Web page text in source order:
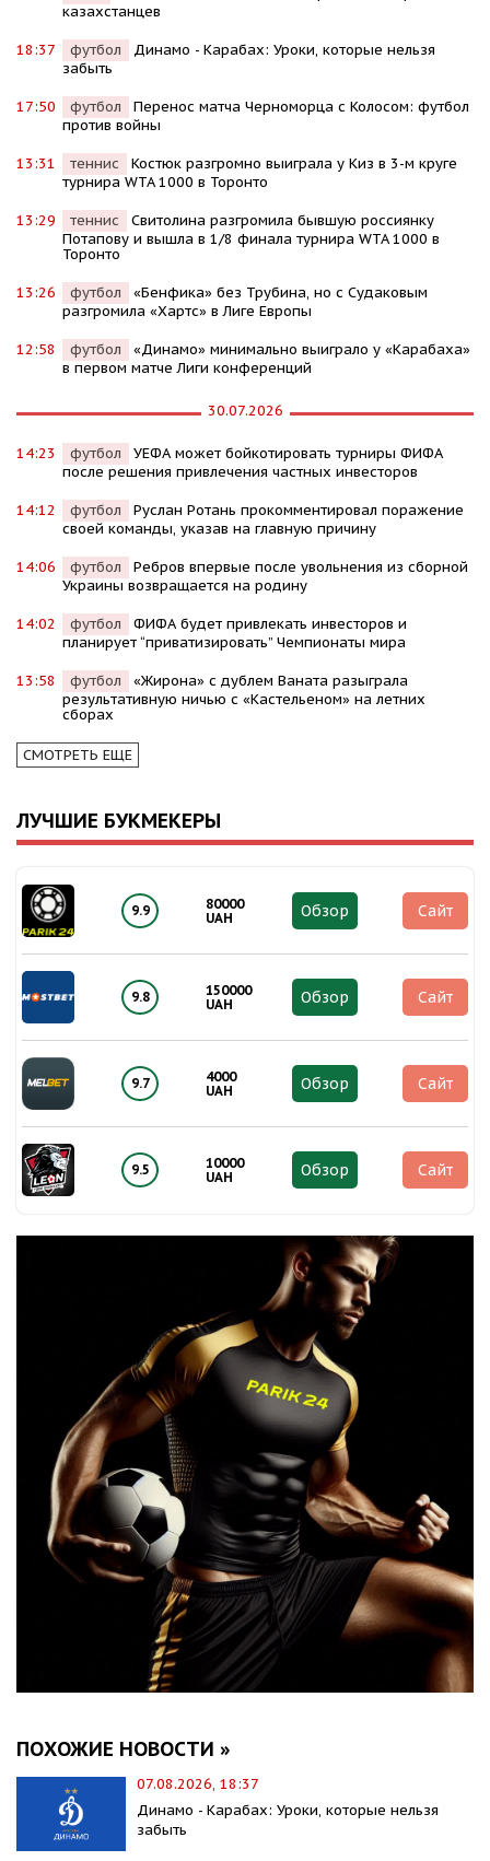
казахстанцев
18:37 футбол
Динамо - Карабах: Уроки, которые нельзя
забыть
17:50 футбол
Перенос матча Черноморца с Колосом: футбол
против войны
13:31 теннис
Костюк разгромно выиграла у Киз в 3-м круге
турнира WTA 1000 в Торонто
13:29 теннис
Свитолина разгромила бывшую россиянку
Потапову и вышла в 1/8 финала турнира WTA 1000 в
Торонто
13:26 футбол
«Бенфика» без Трубина, но с Судаковым
разгромила «Хартс» в Лиге Европы
12:58 футбол
«Динамо» минимально выиграло у «Карабаха»
в первом матче Лиги конференций
30.07.2026
14:23 футбол
УЕФА может бойкотировать турниры ФИФА
после решения привлечения частных инвесторов
14:12 футбол
Руслан Ротань прокомментировал поражение
своей команды, указав на главную причину
14:06 футбол
Ребров впервые после увольнения из сборной
Украины возвращается на родину
14:02 футбол
ФИФА будет привлекать инвесторов и
планирует “приватизировать” Чемпионаты мира
13:58 футбол
«Жирона» с дублем Ваната разыграла
результативную ничью с «Кастельеном» на летних
сборах
СМОТРЕТЬ ЕЩЕ
ЛУЧШИЕ БУКМЕКЕРЫ
9.9
80000
UAH
Обзор Сайт
9.8
150000
UAH
Обзор Сайт
9.7
4000
UAH
Обзор Сайт
9.5
10000
UAH
Обзор Сайт
ПОХОЖИЕ НОВОСТИ »
07.08.2026, 18:37
Динамо - Карабах: Уроки, которые нельзя
забыть